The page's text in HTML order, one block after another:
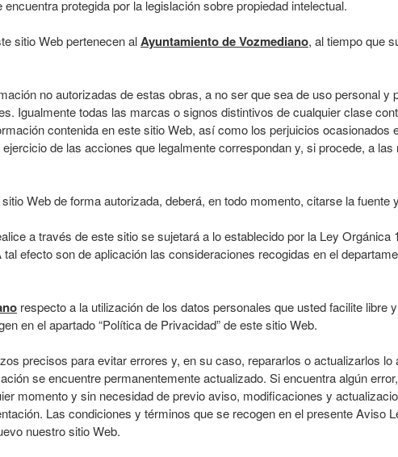
protegida por la legislación sobre propiedad intelectual.
sitio Web pertenecen alAyuntamiento de Vozmediano, al tiempo que
no autorizadas de estas obras, a no ser que sea de uso personal y
Igualmente todas las marcas o signos distintivos de cualquier clase
contenida en este sitio Web, así como los perjuicios ocasionados
de las acciones que legalmente correspondan y, si procede, a
Web de forma autorizada, deberá, en todo momento, citarse la fuente
a través de este sitio se sujetará a lo establecido por la Ley Orgánica
efecto son de aplicación las consideraciones recogidas en el
respecto a la utilización de los datos personales que usted facilite libre
en el apartado “Política de Privacidad” de este sitio Web.
precisos para evitar errores y, en su caso, repararlos o actualizarlos lo
se encuentre permanentemente actualizado. Si encuentra algún
momento y sin necesidad de previo aviso, modificaciones y
Las condiciones y términos que se recogen en el presente Aviso
nuestro sitio Web.